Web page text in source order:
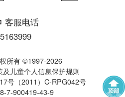
》
客服电话
所有 ©1997-2026
及儿童个人信息保护规则
号（2011）C-RPG042号
7-900419-43-9